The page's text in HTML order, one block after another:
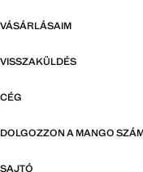
VÁSÁRLÁSAIM
VISSZAKÜLDÉS
CÉG
DOLGOZZON A MANGO
SAJTÓ